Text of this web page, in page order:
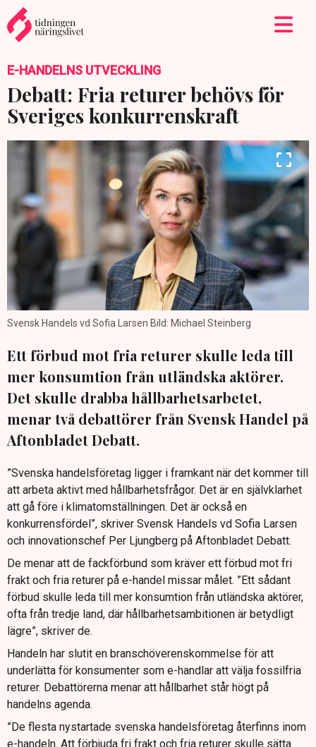
E-HANDELNS UTVECKLING
Debatt: Fria returer behövs för
Sveriges konkurrenskraft
Svensk Handels vd Sofia Larsen Bild: Michael Steinberg
Ett förbud mot fria returer skulle leda till
mer konsumtion från utländska aktörer.
Det skulle drabba hållbarhetsarbetet,
menar två debattörer från Svensk Handel på
Aftonbladet Debatt.
”Svenska handelsföretag ligger i framkant när det kommer till
att arbeta aktivt med hållbarhetsfrågor. Det är en självklarhet
att gå före i klimatomställningen. Det är också en
konkurrensfördel”, skriver Svensk Handels vd Sofia Larsen
och innovationschef Per Ljungberg på Aftonbladet Debatt.
De menar att de fackförbund som kräver ett förbud mot fri
frakt och fria returer på e-handel missar målet. ”Ett sådant
förbud skulle leda till mer konsumtion från utländska aktörer,
ofta från tredje land, där hållbarhetsambitionen är betydligt
lägre”, skriver de.
Handeln har slutit en branschöverenskommelse för att
underlätta för konsumenter som e-handlar att välja fossilfria
returer. Debattörerna menar att hållbarhet står högt på
handelns agenda.
”De flesta nystartade svenska handelsföretag återfinns inom
e-handeln. Att förbjuda fri frakt och fria returer skulle sätta